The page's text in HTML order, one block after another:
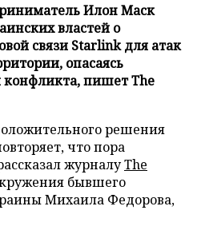
Илон Маск
властей о
связи Starlink для атак
опасаясь
пишет The
решения
что пора
журналуThe
бывшего
Михаила Федорова,